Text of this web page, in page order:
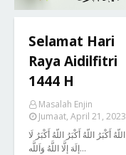
Selamat Hari
Raya Aidilfitri
1444 H
Masalah Enjin
Jumaat, April 21, 2023
اللَّهُ أَكْبَرُ اللَّهُ أَكْبَرُ اللَّهُ أَكْبَرُ لَا
إلَهَ إلَّا اللَّهُ وَاَللَّه…